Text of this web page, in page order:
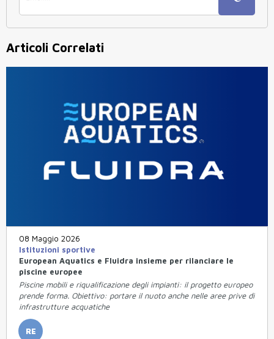
Articoli Correlati
08 Maggio 2026
Istituzioni sportive
European Aquatics e Fluidra insieme per rilanciare le
piscine europee
Piscine mobili e riqualificazione degli impianti: il progetto europeo
prende forma. Obiettivo: portare il nuoto anche nelle aree prive di
infrastrutture acquatiche
RE